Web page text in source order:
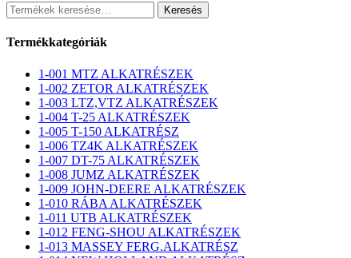
Keresés
a
következőre:
Keresés
Termékkategóriák
1-001 MTZ ALKATRÉSZEK
1-002 ZETOR ALKATRÉSZEK
1-003 LTZ,VTZ ALKATRÉSZEK
1-004 T-25 ALKATRÉSZEK
1-005 T-150 ALKATRÉSZ
1-006 TZ4K ALKATRÉSZEK
1-007 DT-75 ALKATRÉSZEK
1-008 JUMZ ALKATRÉSZEK
1-009 JOHN-DEERE ALKATRÉSZEK
1-010 RÁBA ALKATRÉSZEK
1-011 UTB ALKATRÉSZEK
1-012 FENG-SHOU ALKATRÉSZEK
1-013 MASSEY FERG.ALKATRÉSZ